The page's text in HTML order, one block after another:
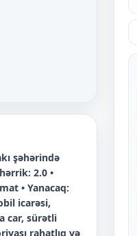
şəhərində
2.0 •
• Yanacaq:
icarəsi,
car, sürətli
rahatlıq və